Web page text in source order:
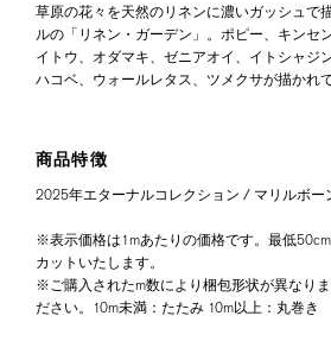
草原の花々を天然のリネンに濃いガッシュで
ルの「リネン・ガーデン」。ポピー、キンセ
イトウ、オダマキ、ゼニアオイ、イトシャジ
ハコベ、ウォールレタス、ツメクサが描かれて
商品特徴
2025年エターナルコレクション / マリルボー
※表示価格は1mあたりの価格です。最低
カットいたします。
※ご購入されたm数により梱包形状が異なり
ださい。10m未満：たたみ 10m以上：丸巻き